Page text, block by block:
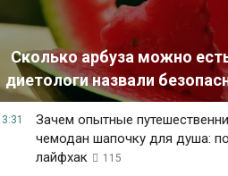
Сколько арбуза можно
диетологи назвали
Зачем опытные
чемодан шапочку для душа:
лайфхак
115